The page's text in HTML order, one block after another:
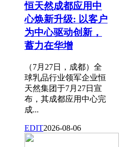
恒天然成都应用中
心焕新升级: 以客户
为中心驱动创新，
蓄力在华增
（7月27日，成都）全
球乳品行业领军企业恒
天然集团于7月27日宣
布，其成都应用中心完
成...
EDIT2026-08-06